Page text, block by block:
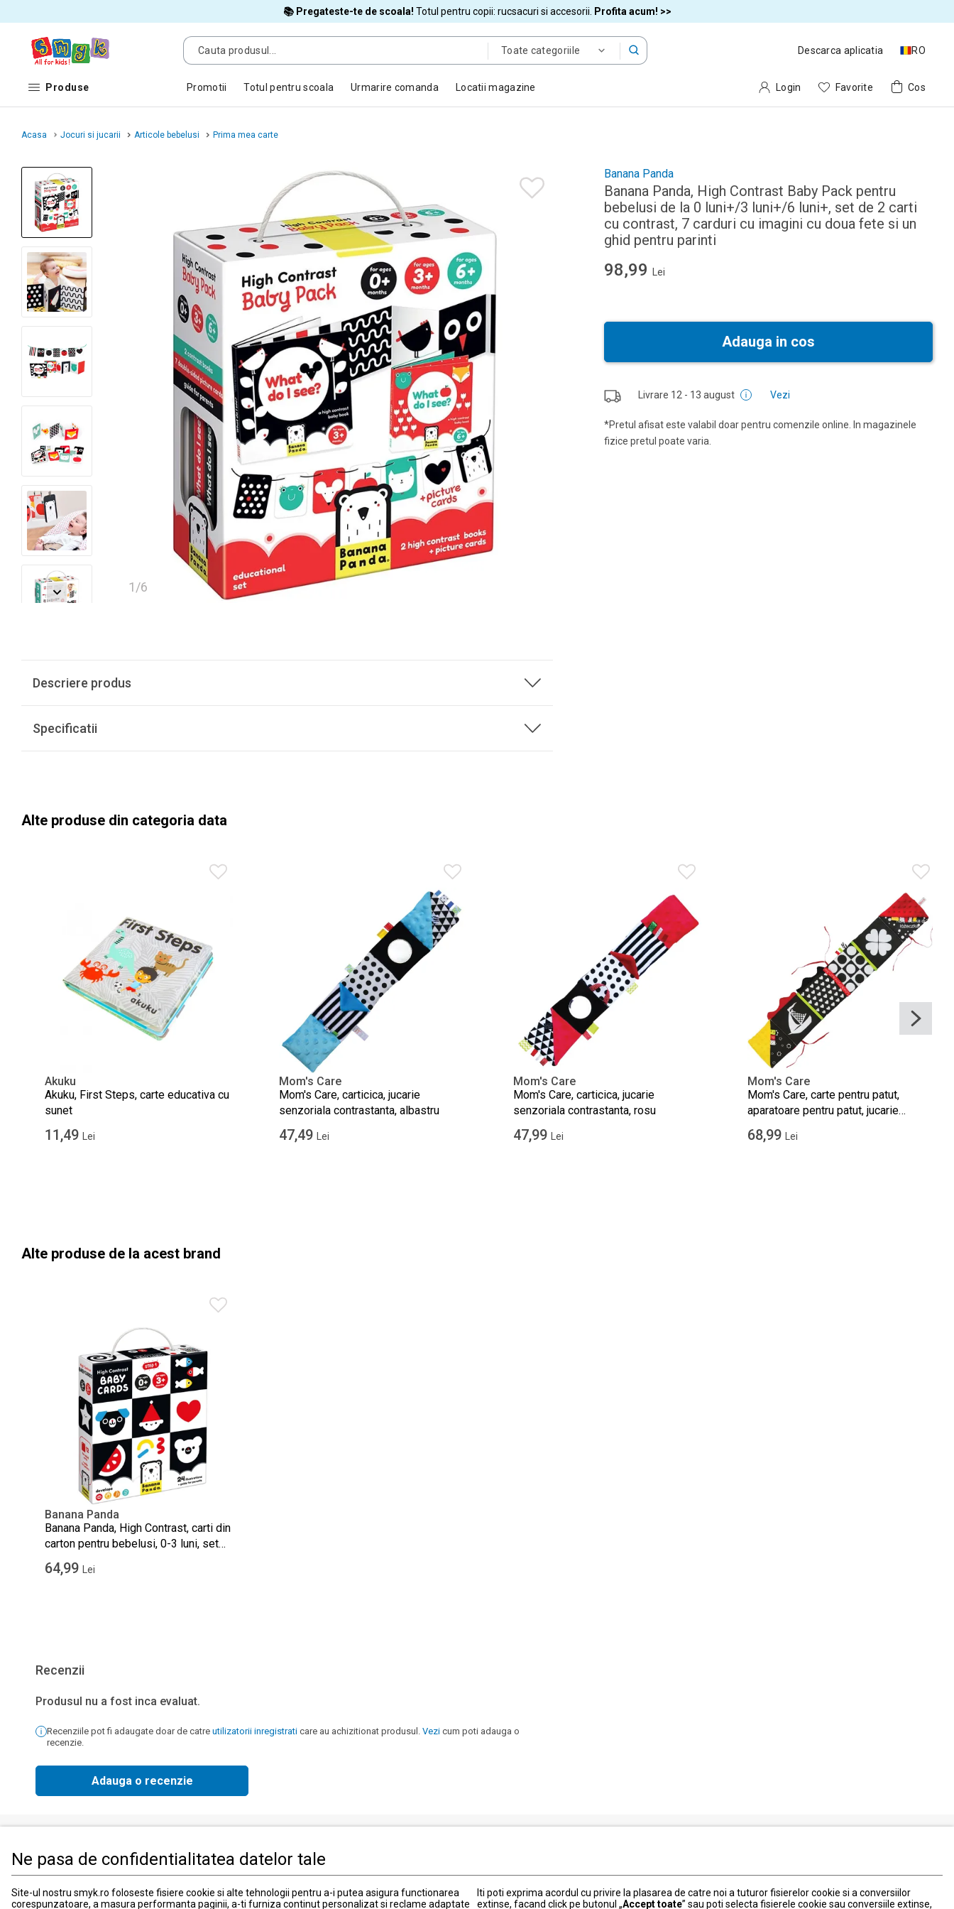
📚 Pregateste-te de scoala! Totul pentru copii: rucsacuri si accesorii. Profita acum! >>
Toate categoriile Descarca aplicatia RO
Produse Promotii Totul pentru scoala Urmarire comanda Locatii magazine
Ne pasa de confidentialitatea datelor tale
Site-ul nostru smyk.ro foloseste fisiere cookie si alte tehnologii pentru a-i putea asigura functionarea
corespunzatoare, a masura performanta paginii, a-ti furniza continut personalizat si reclame adaptate
Iti poti exprima acordul cu privire la plasarea de catre noi a tuturor fisierelor cookie si a conversiilor
extinse, facand click pe butonul „Accept toate” sau poti selecta fisierele cookie sau conversiile extinse,
Login Favorite Cos
Acasa Jocuri si jucarii Articole bebelusi Prima mea carte
1/6
Descriere produs
Specificatii
Banana Panda
Banana Panda, High Contrast Baby Pack pentru
bebelusi de la 0 luni+/3 luni+/6 luni+, set de 2 carti
cu contrast, 7 carduri cu imagini cu doua fete si un
ghid pentru parinti
98,99 Lei
Adauga in cos
Livrare 12 - 13 august Vezi
*Pretul afisat este valabil doar pentru comenzile online. In magazinele
fizice pretul poate varia.
Alte produse din categoria data
Akuku
Akuku, First Steps, carte educativa cu
sunet
11,49 Lei
Mom's Care
Mom's Care, carticica, jucarie
senzoriala contrastanta, albastru
47,49 Lei
Mom's Care
Mom's Care, carticica, jucarie
senzoriala contrastanta, rosu
47,99 Lei
Mom's Care
Mom's Care, carte pentru patut,
aparatoare pentru patut, jucarie
senzoriala contrastanta
68,99 Lei
Alte produse de la acest brand
Banana Panda
Banana Panda, High Contrast, carti din
carton pentru bebelusi, 0-3 luni, set
de 12 carti cu contrast ridicat si ghid
pentru parinti
64,99 Lei
Recenzii
Produsul nu a fost inca evaluat.
Recenziile pot fi adaugate doar de catre utilizatorii inregistrati care au achizitionat produsul. Vezi cum poti adauga o
recenzie.
Adauga o recenzie
Produse
Imbracaminte, incaltaminte si accesorii
Mama si copilul
Informatii clienti
Contact
Informatii actuale
Politica de Confidentialitate
Termeni si conditii
031 40 50 900